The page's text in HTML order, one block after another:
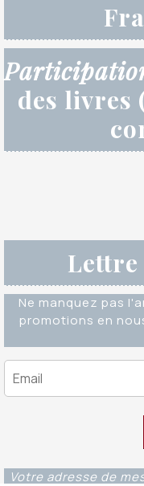
des livres
Lettre
Ne manquez pas
promotions en
Votre adresse de